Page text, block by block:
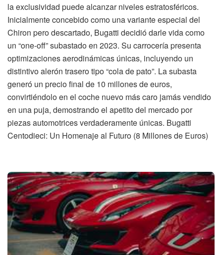
la exclusividad puede alcanzar niveles estratosféricos.
Inicialmente concebido como una variante especial del
Chiron pero descartado, Bugatti decidió darle vida como
un “one-off” subastado en 2023. Su carrocería presenta
optimizaciones aerodinámicas únicas, incluyendo un
distintivo alerón trasero tipo “cola de pato”. La subasta
generó un precio final de 10 millones de euros,
convirtiéndolo en el coche nuevo más caro jamás vendido
en una puja, demostrando el apetito del mercado por
piezas automotrices verdaderamente únicas. Bugatti
Centodieci: Un Homenaje al Futuro (8 Millones de Euros)